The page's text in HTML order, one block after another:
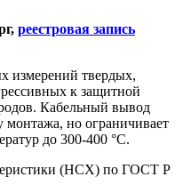
реестровая запись
измерений твердых,
к защитной
Кабельный вывод
монтажа, но ограничивает
до 300-400 °С.
(НСХ) по ГОСТ Р